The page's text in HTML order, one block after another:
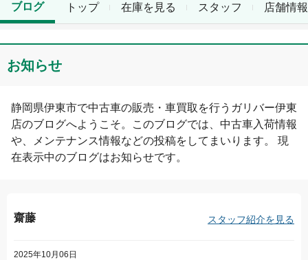
トップ 在庫を見る スタッフ 店舗情報
ブログ
お知らせ
静岡県伊東市で中古車の販売・車買取を行う ガリバー伊東
店のブログへようこそ。このブログでは、中古車入荷情報
や、メンテナンス情報などの投稿をしてまいります。 現
在表示中のブログはお知らせです。
齋藤 スタッフ紹介を見る
2025年10月06日